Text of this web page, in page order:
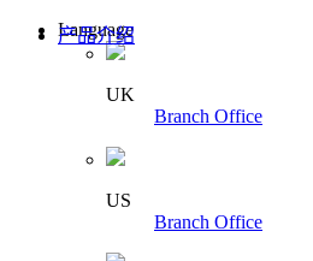
Language
UK
Branch Office
US
Branch Office
产品介绍